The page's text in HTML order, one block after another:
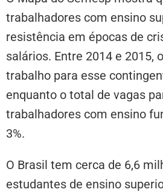
trabalhadores com ensino
resistência em épocas de
salários. Entre 2014 e 2015,
trabalho para esse
enquanto o total de vagas
trabalhadores com ensino
3%.
O Brasil tem cerca de 6,6
estudantes de ensino